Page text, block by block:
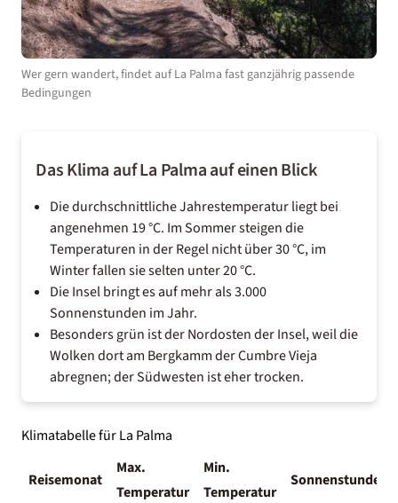
Wer gern wandert, findet auf La Palma fast ganzjährig passende
Bedingungen
Das Klima auf La Palma auf einen Blick
Die durchschnittliche Jahrestemperatur liegt bei
angenehmen 19 °C. Im Sommer steigen die
Temperaturen in der Regel nicht über 30 °C, im
Winter fallen sie selten unter 20 °C.
Die Insel bringt es auf mehr als 3.000
Sonnenstunden im Jahr.
Besonders grün ist der Nordosten der Insel, weil die
Wolken dort am Bergkamm der Cumbre Vieja
abregnen; der Südwesten ist eher trocken.
Klimatabelle für La Palma
Reisemonat
Max.
Temperatur
Min.
Temperatur
Sonnenstunden